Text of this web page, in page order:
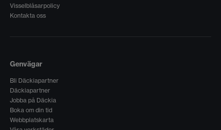
Visselblåsarpolicy
Kontakta oss
Genvägar
Bli Däckiapartner
Däckiapartner
Jobba på Däckia
Boka om din tid
Webbplatskarta